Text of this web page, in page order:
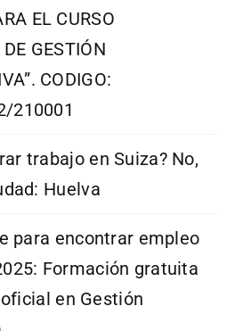
EL CURSO
GESTIÓN
CODIGO:
210001
trabajo en Suiza? No,
Huelva
para encontrar empleo
Formación gratuita
en Gestión